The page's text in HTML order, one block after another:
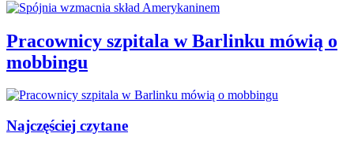
Pracownicy szpitala w Barlinku mówią o
mobbingu
Najczęściej czytane